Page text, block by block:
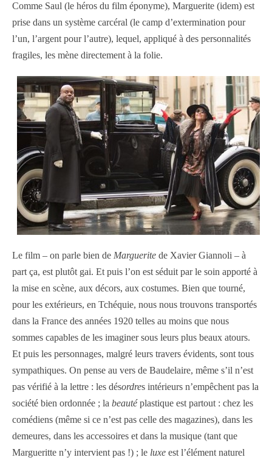
Comme Saul (le héros du film éponyme), Marguerite (idem) est
prise dans un système carcéral (le camp d’extermination pour
l’un, l’argent pour l’autre), lequel, appliqué à des personnalités
fragiles, les mène directement à la folie.
Le film – on parle bien de Marguerite de Xavier Giannoli – à
part ça, est plutôt gai. Et puis l’on est séduit par le soin apporté à
la mise en scène, aux décors, aux costumes. Bien que tourné,
pour les extérieurs, en Tchéquie, nous nous trouvons transportés
dans la France des années 1920 telles au moins que nous
sommes capables de les imaginer sous leurs plus beaux atours.
Et puis les personnages, malgré leurs travers évidents, sont tous
sympathiques. On pense au vers de Baudelaire, même s’il n’est
pas vérifié à la lettre : les désordres intérieurs n’empêchent pas la
société bien ordonnée ; la beauté plastique est partout : chez les
comédiens (même si ce n’est pas celle des magazines), dans les
demeures, dans les accessoires et dans la musique (tant que
Margueritte n’y intervient pas !) ; le luxe est l’élément naturel